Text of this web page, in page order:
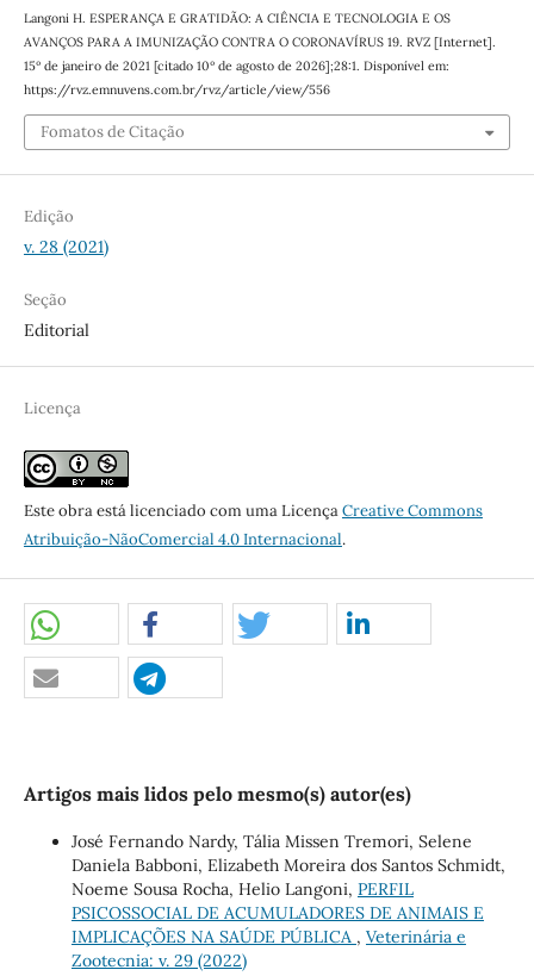
Langoni H. ESPERANÇA E GRATIDÃO: A CIÊNCIA E TECNOLOGIA E OS
AVANÇOS PARA A IMUNIZAÇÃO CONTRA O CORONAVÍRUS 19. RVZ [Internet].
15º de janeiro de 2021 [citado 10º de agosto de 2026];28:1. Disponível em:
https://rvz.emnuvens.com.br/rvz/article/view/556
Fomatos de Citação
Edição
v. 28 (2021)
Seção
Editorial
Licença
Este obra está licenciado com uma LicençaCreative Commons
Atribuição-NãoComercial 4.0 Internacional.
Artigos mais lidos pelo mesmo(s) autor(es)
José Fernando Nardy, Tália Missen Tremori, Selene
Daniela Babboni, Elizabeth Moreira dos Santos Schmidt,
Noeme Sousa Rocha, Helio Langoni, PERFIL
PSICOSSOCIAL DE ACUMULADORES DE ANIMAIS E
IMPLICAÇÕES NA SAÚDE PÚBLICA , Veterinária e
Zootecnia: v. 29 (2022)